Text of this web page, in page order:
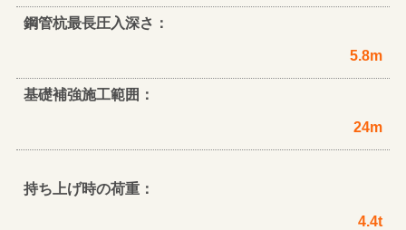
鋼管杭最長圧入深さ：
5.8m
基礎補強施工範囲：
24m
持ち上げ時の荷重：
4.4t